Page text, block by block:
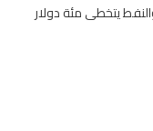
يتخطى مئة دولار